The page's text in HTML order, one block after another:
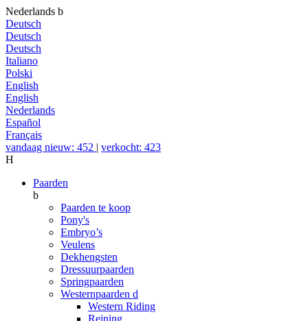
Nederlands b
Deutsch
Deutsch
Deutsch
Italiano
Polski
English
English
Nederlands
Español
Français
vandaag nieuw: 452 | verkocht: 423
H
Paarden
b
Paarden te koop
Pony's
Embryo’s
Veulens
Dekhengsten
Dressuurpaarden
Springpaarden
Westernpaarden d
Western Riding
Reining